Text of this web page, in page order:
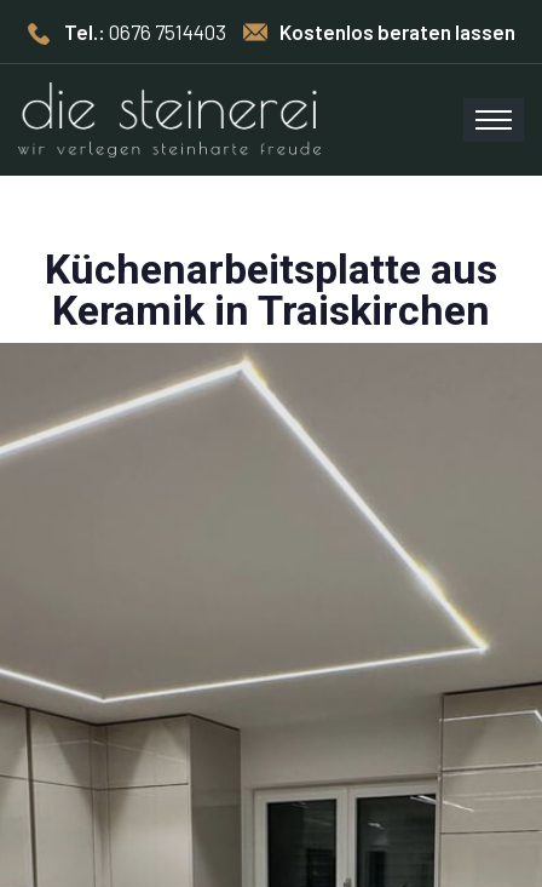
Tel.: 0676 7514403 Kostenlos beraten lassen
Küchenarbeitsplatte aus
Keramik in Traiskirchen